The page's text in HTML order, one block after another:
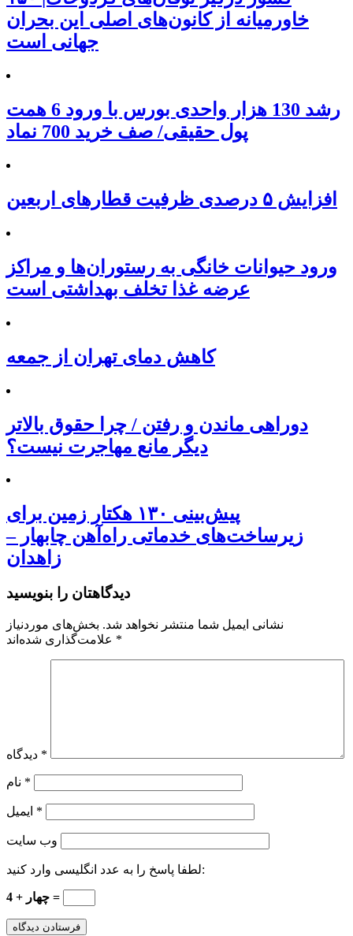
خاورمیانه از کانون‌های اصلی این بحران
جهانی است
رشد 130 هزار واحدی بورس با ورود 6 همت
پول حقیقی/ صف خرید 700 نماد
افزایش ۵ درصدی ظرفیت قطارهای اربعین
ورود حیوانات خانگی به رستوران‌ها و مراکز
عرضه غذا تخلف بهداشتی است
کاهش دمای تهران از جمعه
دوراهی ماندن و رفتن / چرا حقوق بالاتر
دیگر مانع مهاجرت نیست؟
پیش‌بینی ۱۳۰ هکتار زمین برای
زیرساخت‌های خدماتی راه‌آهن چابهار –
زاهدان
دیدگاهتان را بنویسید
نشانی ایمیل شما منتشر نخواهد شد. بخش‌های موردنیاز
*
*
*
*
وب‌ سایت
لطفا پاسخ را به عدد انگلیسی وارد کنید:
چهار + 4 =